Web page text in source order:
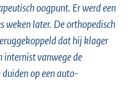
oogpunt. Er werd een
weken later. De orthopedisch
dat hij klager
internist vanwege de
op een auto-